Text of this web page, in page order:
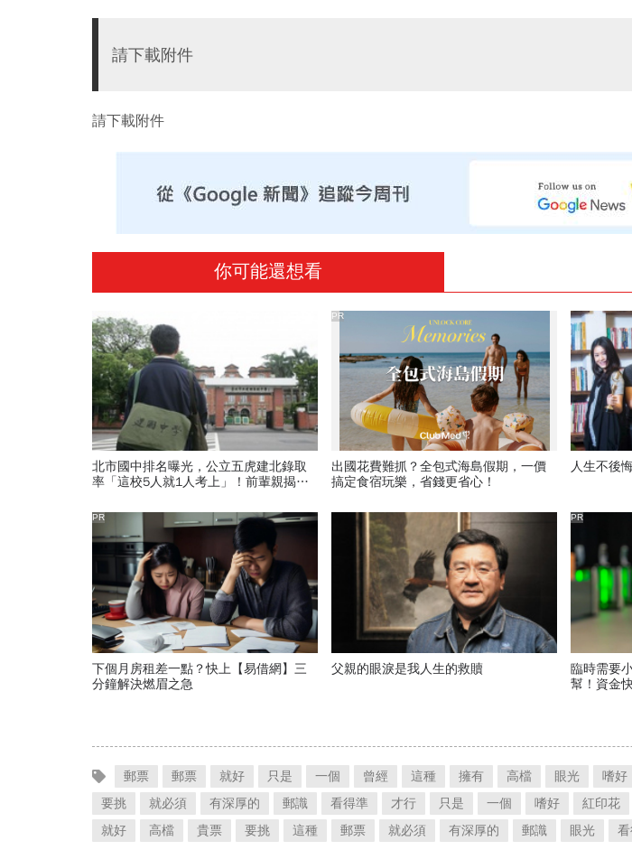
請下載附件
請下載附件
你可能還想看
北市國中排名曝光，公立五虎建北錄取
率「這校5人就1人考上」！前輩親揭亮
出國花費難抓？全包式海島假期，一價
搞定食宿玩樂，省錢更省心！
PR
人生不後
下個月房租差一點？快上【易借網】三
分鐘解決燃眉之急
PR
父親的眼淚是我人生的救贖
臨時需要
幫！資金
PR
郵票 郵票 就好 只是 一個 曾經 這種 擁有 高檔 眼光 嗜好
要挑
就必須 有深厚的 郵識 看得準 才行 只是 一個 嗜好 紅印花
就好
高檔 貴票 要挑 這種 郵票 就必須 有深厚的 郵識 眼光